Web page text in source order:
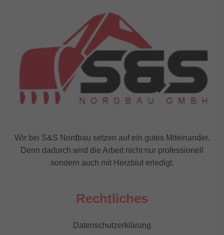
Wir bei S&S Nordbau setzen auf ein gutes Miteinander.
Denn dadurch wird die Arbeit nicht nur professionell
sondern auch mit Herzblut erledigt.
Rechtliches
Datenschutzerklärung